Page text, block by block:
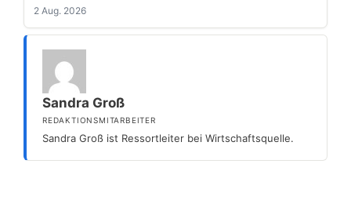
2 Aug. 2026
Sandra Groß
REDAKTIONSMITARBEITER
Sandra Groß ist Ressortleiter bei Wirtschaftsquelle.